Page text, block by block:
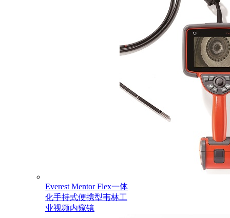
Everest Mentor Flex一体
化手持式便携型韦林工
业视频内窥镜